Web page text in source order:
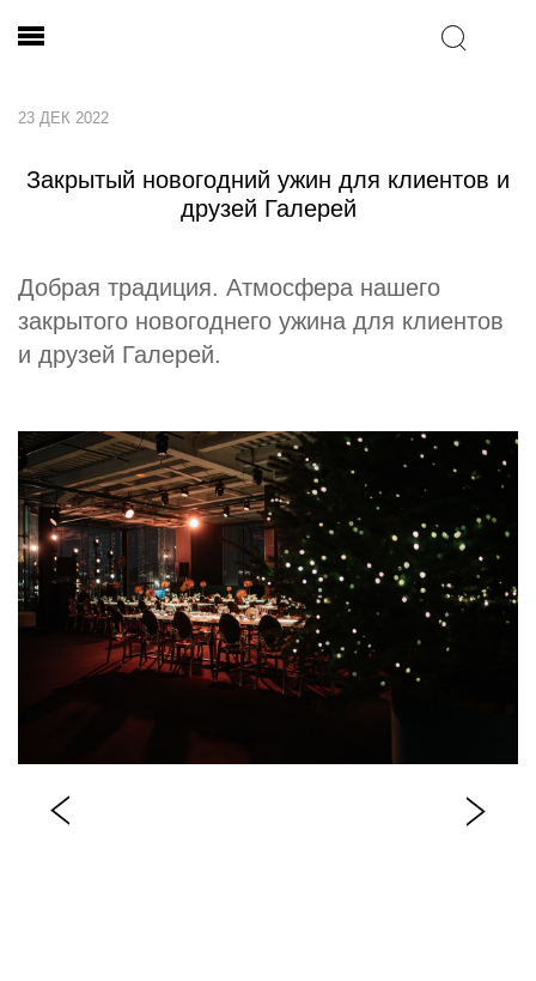
23 ДЕК 2022
Закрытый новогодний ужин для клиентов и
друзей Галерей
Добрая традиция. Атмосфера нашего
закрытого новогоднего ужина для клиентов
и друзей Галерей.